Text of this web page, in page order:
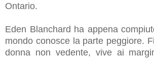
Ontario.
Eden Blanchard ha appena
mondo conosce la parte peggiore.
donna non vedente, vive ai